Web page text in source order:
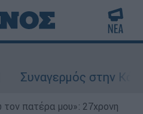
στην
πατέρα μου»: 27χρονη